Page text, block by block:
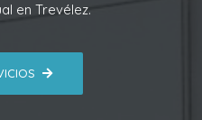
en Trevélez.